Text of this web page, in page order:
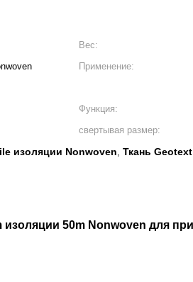
Вес:
Применение:
Функция:
свертывая размер:
изоляции Nonwoven, Ткань
изоляции 50m Nonwoven для